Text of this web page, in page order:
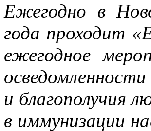
Ежегодно в
года проходит
ежегодное
и благополучия
в иммунизации